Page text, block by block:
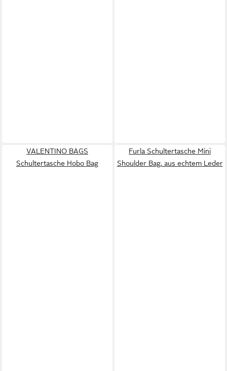
VALENTINO BAGS
Schultertasche Hobo Bag
Furla Schultertasche Mini
Shoulder Bag, aus echtem Leder